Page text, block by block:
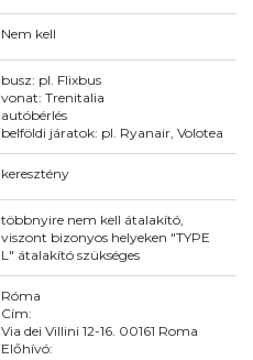
Nem kell
busz: pl. Flixbus
vonat: Trenitalia
autóbérlés
belföldi járatok: pl. Ryanair, Volotea
keresztény
többnyire nem kell átalakító,
viszont bizonyos helyeken "TYPE
L" átalakító szükséges
Róma
Cím:
Via dei Villini 12-16. 00161 Roma
Előhívó: